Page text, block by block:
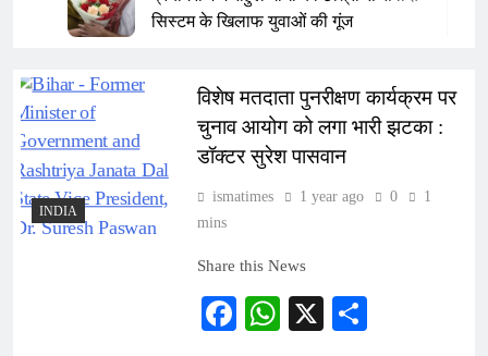
सिस्टम के खिलाफ युवाओं की गूंज
Ramee Group’s Saurab Gahoi
Honoured with ‘Young Achiever of the
Year’ Award at the 13th National
Awards of Excellence and Leadership
17 Hours Ago
Fortis Escorts Hospital Jaipur Marks
World Breastfeeding Week with
Comprehensive Awareness Campaign
21 Hours Ago
CTI के ऐतिहासिक व्यापारी सम्मेलन में दिल्ली
21 Hours Ago
INDIA
विशेष मतदाता पुनरीक्षण कार्यक्रम पर
चुनाव आयोग को लगा भारी झटका :
डॉक्टर सुरेश पासवान
ismatimes 1 year ago 0
1
mins
Share this News
Facebook
WhatsApp
X